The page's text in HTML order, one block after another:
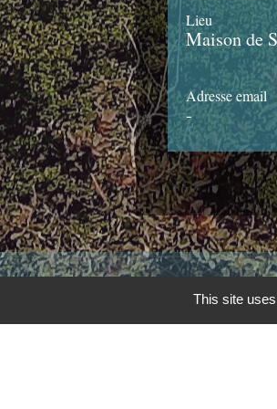
Lieu
Maison de
Adresse email
-
Contacts
This site